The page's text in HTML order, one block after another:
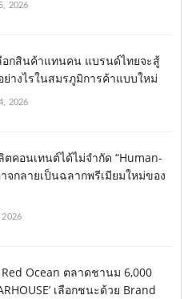
2026
อกสินค้าแทนคน แบรนด์ไทยจะสู้
ย่างไรในสมรภูมิการค้าแบบใหม่
2026
ตคอนเทนต์ได้ไม่จำกัด “Human-
จกลายเป็นฉลากพรีเมียมใหม่ของ
2026
Ocean ตลาดชานม 6,000
เลือกชนะด้วย Brand